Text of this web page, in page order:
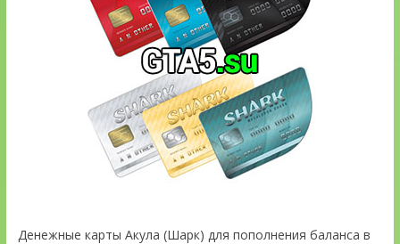
Денежные карты Акула (Шарк) для пополнения баланса в